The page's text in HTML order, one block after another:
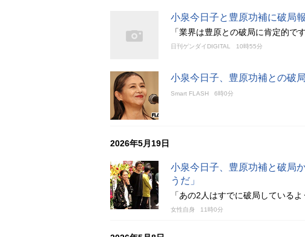
小泉今日子と豊原功補に破局
「業界は豊原との破局に肯定的で
日刊ゲンダイDIGITAL 10時55分
小泉今日子、豊原功補との破
Smart FLASH 6時0分
2026年5月19日
小泉今日子、豊原功補と破局
うだ」
「あの2人はすでに破局している
女性自身 11時0分